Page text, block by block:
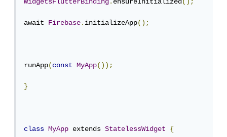
WidgetsFlutterBinding.ensureInitialized();
await Firebase.initializeApp();
runApp(const MyApp());
}
class MyApp extends StatelessWidget {